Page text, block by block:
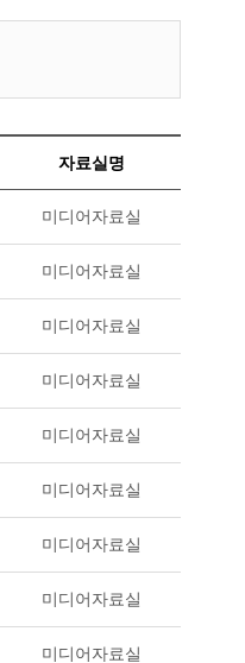
자료실명
미디어자료실
미디어자료실
미디어자료실
미디어자료실
미디어자료실
미디어자료실
미디어자료실
미디어자료실
미디어자료실